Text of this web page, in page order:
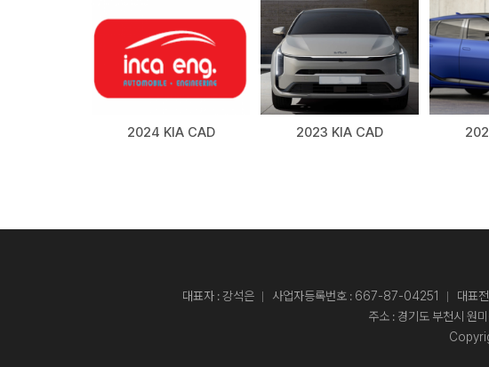
2024 KIA CAD 2023 KIA CAD
대표자 : 강석은 사업자등록번호 : 667-87-04251 대표
주소 : 경기도 부천시 원